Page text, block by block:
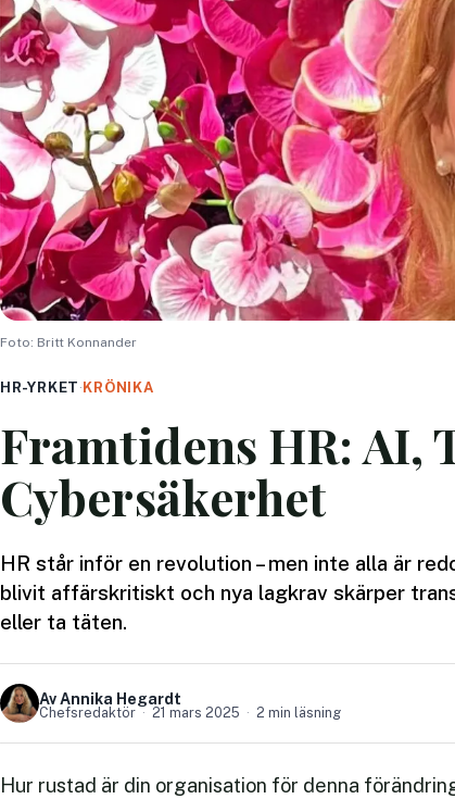
Foto: Britt Konnander
HR-YRKET · KRÖNIKA
Framtidens HR: AI,
Cybersäkerhet
HR står inför en revolution – men inte alla är
blivit affärskritiskt och nya lagkrav skärper
eller ta täten.
Av Annika Hegardt
Chefsredaktör 21 mars 2025 2 min läsning
Hur rustad är din organisation för denna